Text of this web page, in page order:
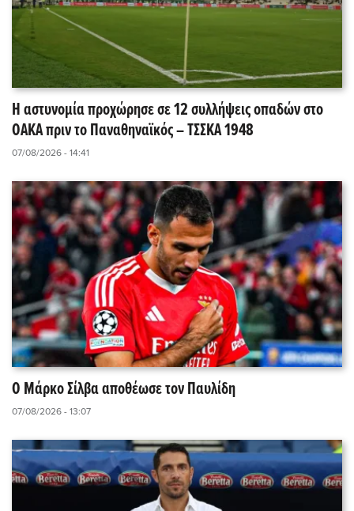
Η αστυνομία προχώρησε σε 12 συλλήψεις οπαδών στο
ΟΑΚΑ πριν το Παναθηναϊκός – ΤΣΣΚΑ 1948
07/08/2026 - 14:41
Ο Μάρκο Σίλβα αποθέωσε τον Παυλίδη
07/08/2026 - 13:07